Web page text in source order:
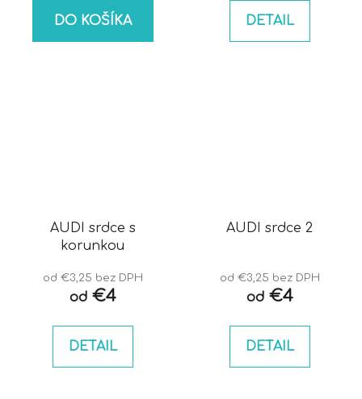
DO KOŠÍKA DETAIL
AUDI srdce s
korunkou
od €3,25 bez DPH
od€4
DETAIL
AUDI srdce 2
od €3,25 bez DPH
od€4
DETAIL